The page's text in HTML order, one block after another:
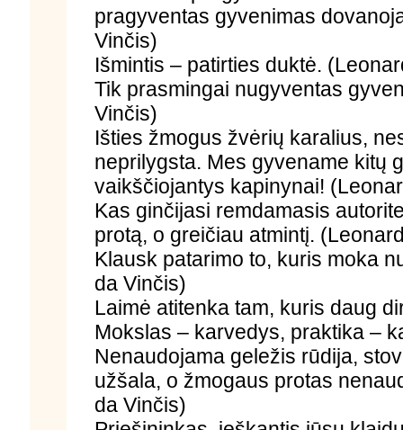
pragyventas gyvenimas
Vinčis)
Išmintis – patirties duktė.
Tik prasmingai nugyventas
Vinčis)
Išties žmogus žvėrių karalius,
neprilygsta. Mes gyvename kitų
vaikščiojantys kapinynai!
Kas ginčijasi remdamasis
protą, o greičiau atmintį.
Klausk patarimo to, kuris moka
da Vinčis)
Laimė atitenka tam, kuris daug
Mokslas – karvedys, praktika –
Nenaudojama geležis rūdija,
užšala, o žmogaus protas
da Vinčis)